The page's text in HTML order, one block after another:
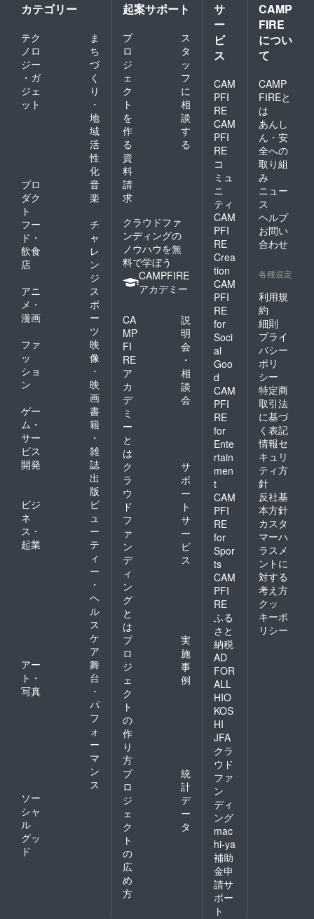
カテゴリー
テク
ノロ
ジー
・ガ
ジェ
ット
ま
ち
づ
く
り
・
地
域
活
性
化
プロ
ダク
ト
音
楽
フー
ド・
飲食
店
チ
ャ
レ
ン
ジ
アニ
メ・
漫画
ス
ポ
ー
ツ
ファ
ッ
ショ
ン
映
像
・
映
画
ゲー
ム・
サー
ビス
開発
書
籍
・
雑
誌
出
版
ビジ
ネ
ス・
起業
ビ
ュ
ー
テ
ィ
ー
・
ヘ
ル
ス
ケ
ア
アー
ト・
写真
舞
台
・
パ
フ
ォ
ー
マ
ン
ス
ソー
シャ
ル
グッ
ド
起案サポート
プ
ロ
ジ
ェ
ク
ト
を
作
る
ス
タ
ッ
フ
に
相
談
す
る
資
料
請
求
クラウドファ
ンディングの
ノウハウを無
料で学ぼう
CAMPFIRE
アカデミー
CA
MP
FI
RE
ア
カ
デ
ミ
ー
と
は
説
明
会
・
相
談
会
ク
ラ
ウ
ド
フ
ァ
ン
デ
ィ
ン
グ
と
は
サ
ポ
ー
ト
サ
ー
ビ
ス
プ
ロ
ジ
ェ
ク
ト
の
作
り
方
実
施
事
例
プ
ロ
ジ
ェ
ク
ト
の
広
め
方
統
計
デ
ー
タ
サ
ー
ビ
ス
CAM
PFI
RE
CAM
PFI
RE
コ
ミュ
ニ
ティ
CAM
PFI
RE
Crea
tion
CAM
PFI
RE
for
Soci
al
Goo
d
CAM
PFI
RE
for
Ente
rtain
men
t
CAM
PFI
RE
for
Spor
ts
CAM
PFI
RE
ふる
さと
納税
AD
FOR
ALL
HIO
KOS
HI
JFA
クラ
ウド
ファ
ン
ディ
ング
mac
hi-ya
補助
金申
請サ
ポー
ト
CAMP
FIRE
につい
て
CAMP
FIREと
は
あんし
ん・安
全への
取り組
み
ニュー
ス
ヘルプ
お問い
合わせ
各種規定
利用規
約
細則
プライ
バシー
ポリ
シー
特定商
取引法
に基づ
く表記
情報セ
キュリ
ティ方
針
反社基
本方針
カスタ
マーハ
ラスメ
ントに
対する
考え方
クッ
キーポ
リシー